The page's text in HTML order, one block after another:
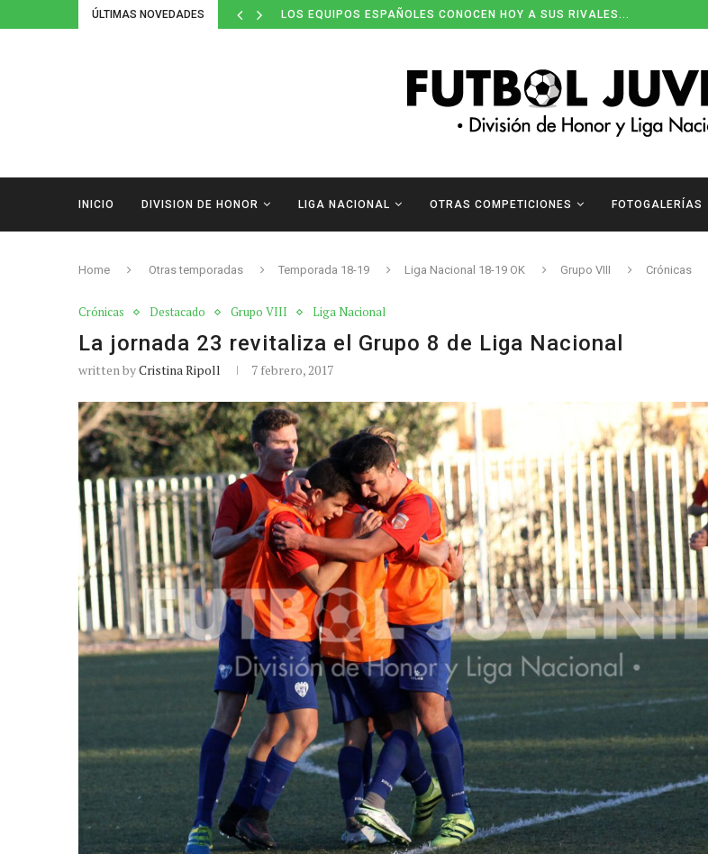
ÚLTIMAS NOVEDADES DEFINIDOS LOS CALENDARIOS DE DIVISIÓN DE HONOR
INICIO DIVISION DE HONOR LIGA NACIONAL OTRAS COMPETICIONES FOTOGALERÍAS
Home Otras temporadas Temporada 18-19 Liga Nacional 18-19 OK Grupo VIII Crónicas
Crónicas Destacado Grupo VIII Liga Nacional
La jornada 23 revitaliza el Grupo 8 de Liga Nacional
written byCristina Ripoll 7 febrero, 2017